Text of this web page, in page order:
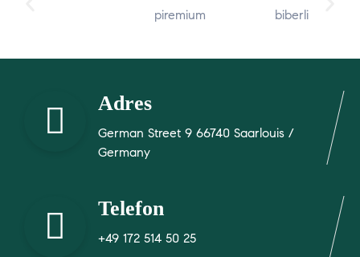
Adres
German Street 9 66740 Saarlouis /
Germany
Telefon
+49 172 514 50 25